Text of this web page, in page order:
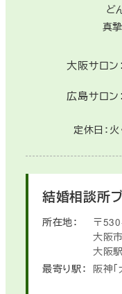
ど
真
大阪サロン：
広島サロン：
定休日：
結婚相談所
所在地： 〒
大阪
大阪
最寄り駅： 阪神